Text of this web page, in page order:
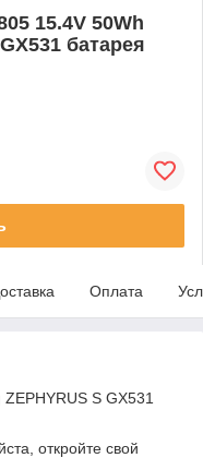
15.4V 50Wh
батарея
Оплата
S GX531
откройте свой